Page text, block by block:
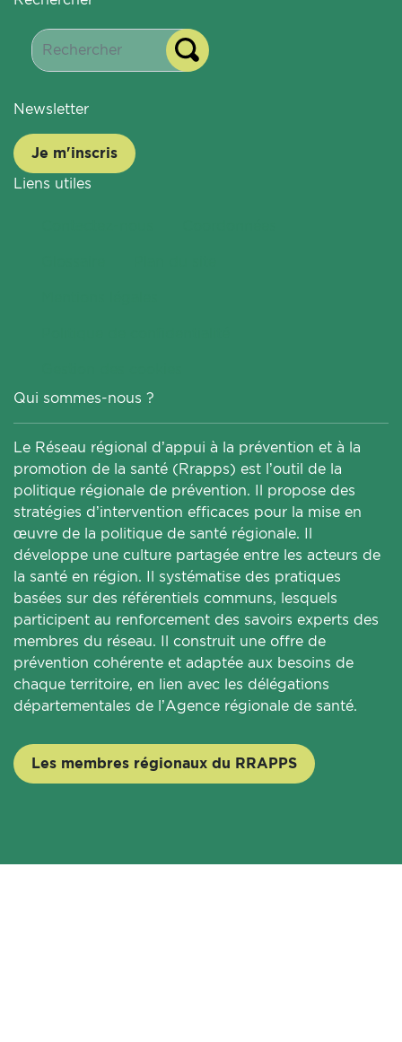
Newsletter
Je m'inscris
Liens utiles
Qui sommes-nous ?
Le Réseau régional d’appui à la prévention et à la
promotion de la santé (Rrapps) est l’outil de la
politique régionale de prévention. Il propose des
stratégies d’intervention efficaces pour la mise en
œuvre de la politique de santé régionale. Il
développe une culture partagée entre les acteurs de
la santé en région. Il systématise des pratiques
basées sur des référentiels communs, lesquels
participent au renforcement des savoirs experts des
membres du réseau. Il construit une offre de
prévention cohérente et adaptée aux besoins de
chaque territoire, en lien avec les délégations
départementales de l’Agence régionale de santé.
Les membres régionaux du RRAPPS